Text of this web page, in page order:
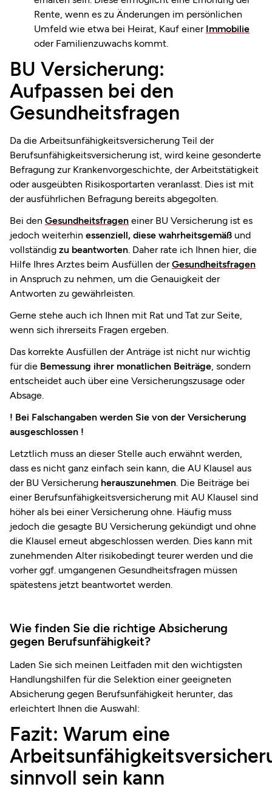
Rente, wenn es zu Änderungen im persönlichen
Umfeld wie etwa bei Heirat, Kauf einer Immobilie
oder Familienzuwachs kommt.
BU Versicherung:
Aufpassen bei den
Gesundheitsfragen
Da die Arbeitsunfähigkeitsversicherung Teil der
Berufsunfähigkeitsversicherung ist, wird keine gesonderte
Befragung zur Krankenvorgeschichte, der Arbeitstätigkeit
oder ausgeübten Risikosportarten veranlasst. Dies ist mit
der ausführlichen Befragung bereits abgegolten.
Bei den Gesundheitsfragen einer BU Versicherung ist es
jedoch weiterhin essenziell, diese wahrheitsgemäß und
vollständig zu beantworten. Daher rate ich Ihnen hier, die
Hilfe Ihres Arztes beim Ausfüllen derGesundheitsfragen
in Anspruch zu nehmen, um die Genauigkeit der
Antworten zu gewährleisten.
Gerne stehe auch ich Ihnen mit Rat und Tat zur Seite,
wenn sich ihrerseits Fragen ergeben.
Das korrekte Ausfüllen der Anträge ist nicht nur wichtig
für die Bemessung ihrer monatlichen Beiträge, sondern
entscheidet auch über eine Versicherungszusage oder
Absage.
! Bei Falschangaben werden Sie von der Versicherung
ausgeschlossen !
Letztlich muss an dieser Stelle auch erwähnt werden,
dass es nicht ganz einfach sein kann, die AU Klausel aus
der BU Versicherung herauszunehmen. Die Beiträge bei
einer Berufsunfähigkeitsversicherung mit AU Klausel sind
höher als bei einer Versicherung ohne. Häufig muss
jedoch die gesagte BU Versicherung gekündigt und ohne
die Klausel erneut abgeschlossen werden. Dies kann mit
zunehmenden Alter risikobedingt teurer werden und die
vorher ggf. umgangenen Gesundheitsfragen müssen
spätestens jetzt beantwortet werden.
Wie finden Sie die richtige Absicherung
gegen Berufsunfähigkeit?
Laden Sie sich meinen Leitfaden mit den wichtigsten
Handlungshilfen für die Selektion einer geeigneten
Absicherung gegen Berufsunfähigkeit herunter, das
erleichtert Ihnen die Auswahl:
Fazit: Warum eine
sinnvoll sein kann